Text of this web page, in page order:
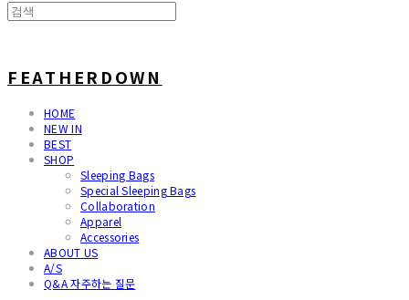
FEATHERDOWN
HOME
NEW IN
BEST
SHOP
Sleeping Bags
Special Sleeping Bags
Collaboration
Apparel
Accessories
ABOUT US
A/S
Q&A 자주하는 질문